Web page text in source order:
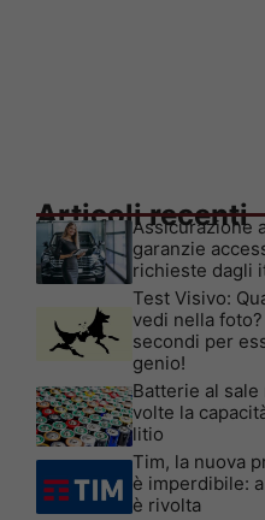
Articoli recenti
Assicurazione
garanzie
richieste dagli
Test Visivo:
vedi nella
secondi per
genio!
Batterie al sale
volte la
litio
Tim, la nuova
è imperdibile:
è rivolta